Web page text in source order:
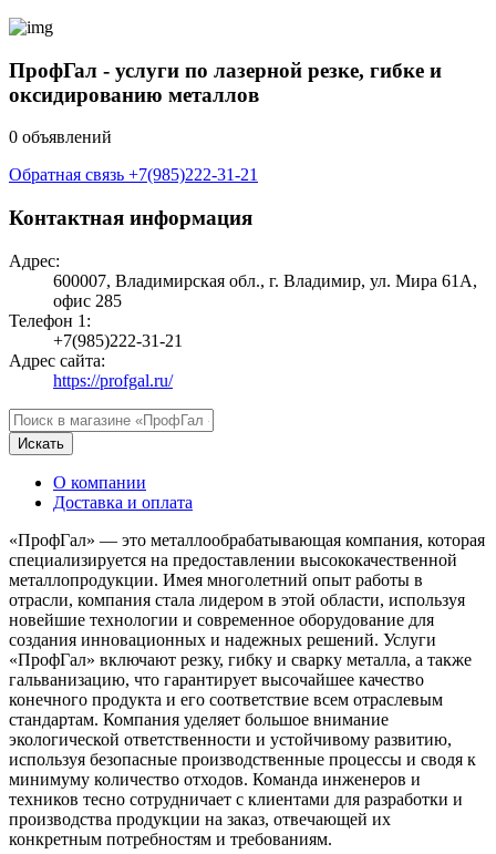
ПрофГал - услуги по лазерной резке, гибке и
оксидированию металлов
0 объявлений
Обратная связь +7(985)222-31-21
Контактная информация
Адрес:
600007, Владимирская обл., г. Владимир, ул. Мира 61А,
офис 285
Телефон 1:
+7(985)222-31-21
Адрес сайта:
https://profgal.ru/
Искать
О компании
Доставка и оплата
«ПрофГал» — это металлообрабатывающая компания, которая
специализируется на предоставлении высококачественной
металлопродукции. Имея многолетний опыт работы в
отрасли, компания стала лидером в этой области, используя
новейшие технологии и современное оборудование для
создания инновационных и надежных решений. Услуги
«ПрофГал» включают резку, гибку и сварку металла, а также
гальванизацию, что гарантирует высочайшее качество
конечного продукта и его соответствие всем отраслевым
стандартам. Компания уделяет большое внимание
экологической ответственности и устойчивому развитию,
используя безопасные производственные процессы и сводя к
минимуму количество отходов. Команда инженеров и
техников тесно сотрудничает с клиентами для разработки и
производства продукции на заказ, отвечающей их
конкретным потребностям и требованиям.